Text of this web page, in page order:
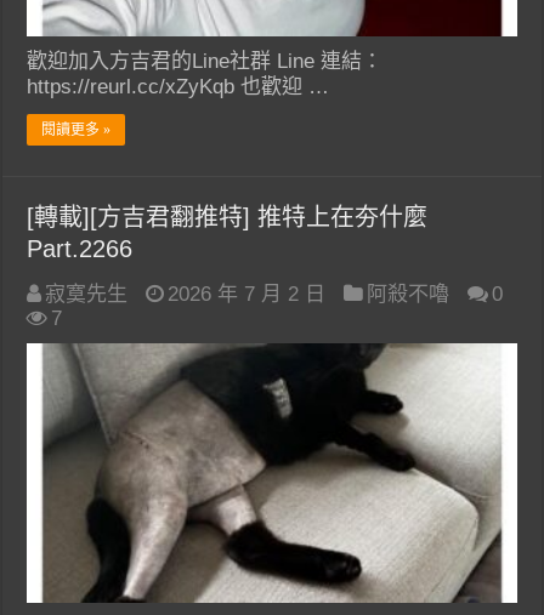
歡迎加入方吉君的Line社群 Line 連結：
https://reurl.cc/xZyKqb 也歡迎 …
閱讀更多 »
[轉載][方吉君翻推特] 推特上在夯什麼
Part.2266
寂寞先生 2026 年 7 月 2 日 阿殺不嚕
0
7